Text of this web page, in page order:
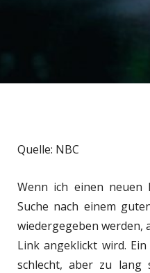
Quelle: NBC
Wenn ich einen neuen
Suche nach einem
wiedergegeben werden,
Link angeklickt wird.
schlecht, aber zu lang